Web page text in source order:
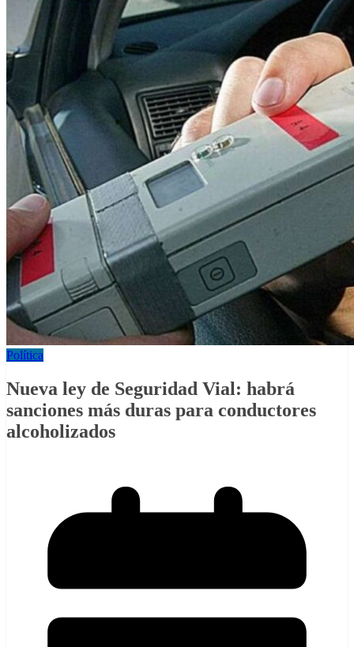
Política
Nueva ley de Seguridad Vial: habrá
sanciones más duras para conductores
alcoholizados